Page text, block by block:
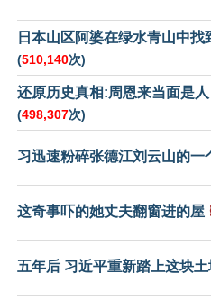
日本山区阿婆在绿水青山中找
(510,140次)
还原历史真相:周恩来当面是
(498,307次)
习迅速粉碎张德江刘云山的一
这奇事吓的她丈夫翻窗进的屋
五年后 习近平重新踏上这块土